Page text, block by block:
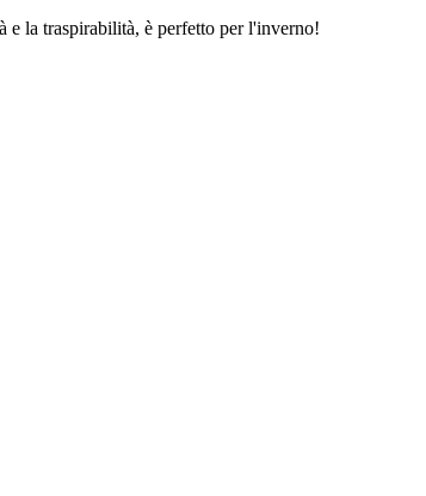
la traspirabilità, è perfetto per l'inverno!